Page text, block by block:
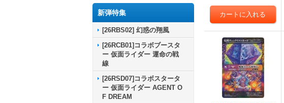
新弾特集
[26RBS02] 幻惑の翔風
[26RCB01]コラボブースタ
ー 仮面ライダー 運命の戦
線
[26RSD07]コラボスタータ
ー 仮面ライダー AGENT O
F DREAM